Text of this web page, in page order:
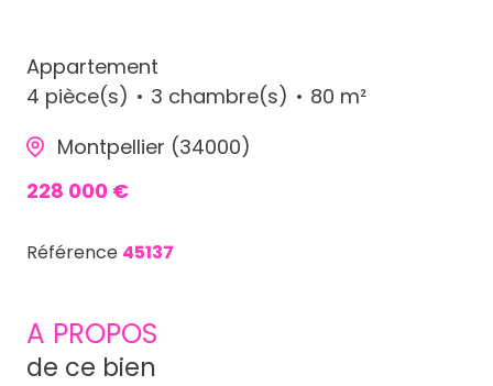
Appartement
4 pièce(s)
3 chambre(s)
80 m²
Montpellier (34000)
228 000 €
Référence 45137
A PROPOS
de ce bien